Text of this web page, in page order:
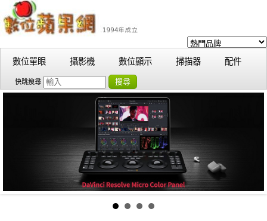
數位單眼 攝影機 數位顯示 掃描器 配件
快跳搜尋 搜尋